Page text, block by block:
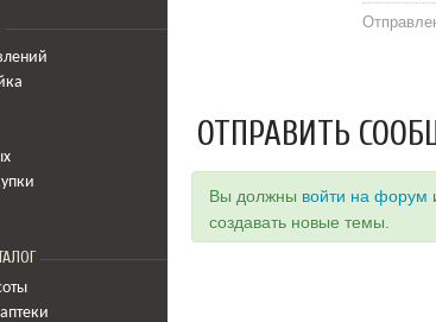
аптеки
ОТПРАВИТЬ
Вы должны войти на форум
создавать новые темы.